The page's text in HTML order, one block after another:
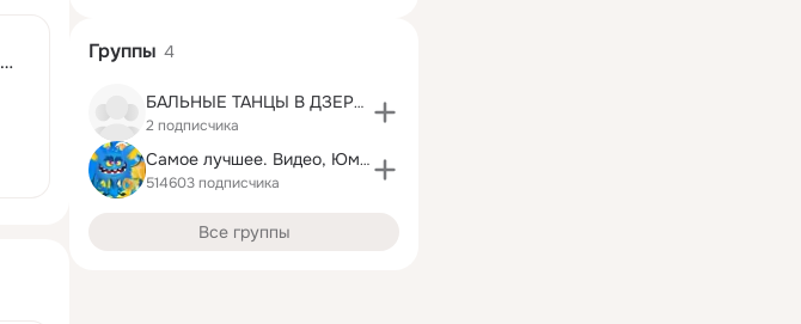
Группы 4
БАЛЬНЫЕ ТАНЦЫ В ДЗЕРЖИНСКЕ
2 подписчика
Самое лучшее. Видео, Юмор, GIF
514603 подписчика
Все группы